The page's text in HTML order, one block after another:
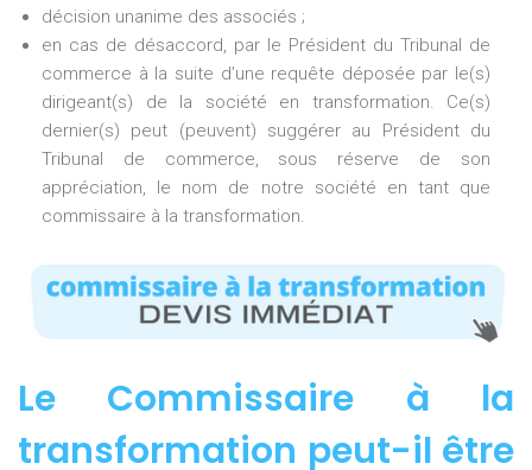
décision unanime des associés ;
en cas de désaccord, par le Président du Tribunal de
commerce à la suite d’une requête déposée par le(s)
dirigeant(s) de la société en transformation. Ce(s)
dernier(s) peut (peuvent) suggérer au Président du
Tribunal de commerce, sous réserve de son
appréciation, le nom de notre société en tant que
commissaire à la transformation.
Le Commissaire à la
transformation peut-il être